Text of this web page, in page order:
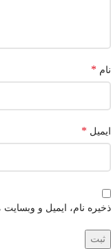
نام *
ایمیل *
ذخیره نام، ایمیل و